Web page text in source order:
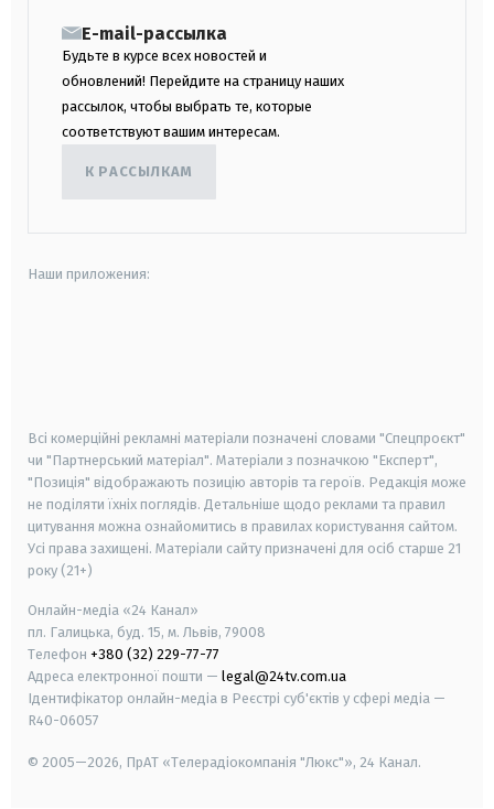
E-mail-рассылка
Будьте в курсе всех новостей и
обновлений! Перейдите на страницу наших
рассылок, чтобы выбрать те, которые
соответствуют вашим интересам.
К РАССЫЛКАМ
Наши приложения:
Всі комерційні рекламні матеріали позначені словами "Спецпроєкт"
чи "Партнерський матеріал". Матеріали з позначкою "Експерт",
"Позиція" відображають позицію авторів та героїв. Редакція може
не поділяти їхніх поглядів. Детальніше щодо реклами та правил
цитування можна ознайомитись в правилах користування сайтом.
Усі права захищені. Матеріали сайту призначені для осіб старше 21
року (21+)
Онлайн-медіа «24 Канал»
пл. Галицька, буд. 15, м. Львів, 79008
Телефон +380 (32) 229-77-77
Адреса електронної пошти — legal@24tv.com.ua
Ідентифікатор онлайн-медіа в Реєстрі суб'єктів у сфері медіа —
R40-06057
© 2005—2026, ПрАТ «Телерадіокомпанія "Люкс"», 24 Канал.